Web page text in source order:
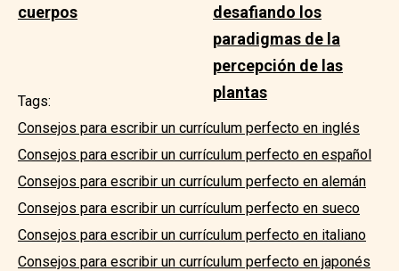
cuerpos
desafiando los
paradigmas de la
percepción de las
plantas
Tags:
Consejos para escribir un currículum perfecto en inglés
Consejos para escribir un currículum perfecto en español
Consejos para escribir un currículum perfecto en alemán
Consejos para escribir un currículum perfecto en sueco
Consejos para escribir un currículum perfecto en italiano
Consejos para escribir un currículum perfecto en japonés